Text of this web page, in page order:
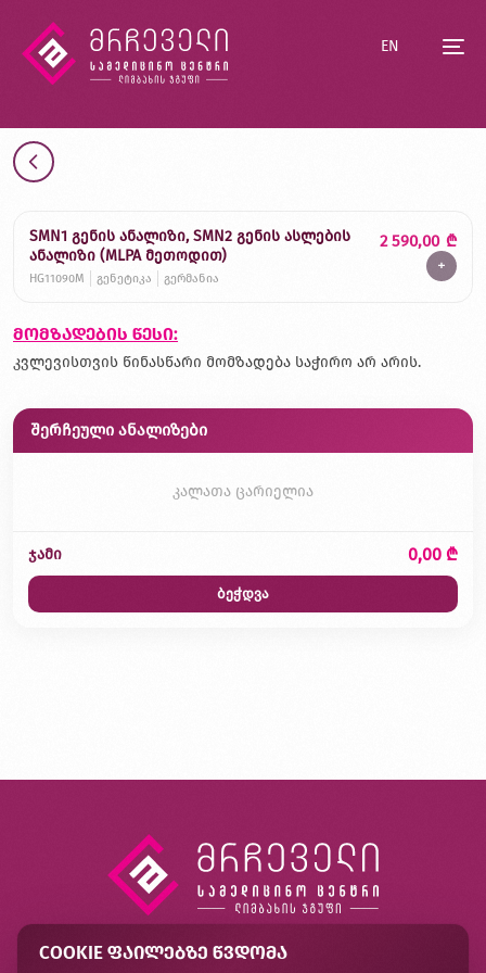
EN
SMN1 გენის ანალიზი, SMN2 გენის ასლების
ანალიზი (MLPA მეთოდით)
HG11090M გენეტიკა გერმანია
2 590,00 ₾
+
მომზადების წესი:
კვლევისთვის წინასწარი მომზადება საჭირო არ არის.
შერჩეული ანალიზები
კალათა ცარიელია
ჯამი 0,00 ₾
ბეჭდვა
COOKIE ᲤᲐᲘᲚᲔᲑᲖᲔ ᲬᲕᲓᲝᲛᲐ